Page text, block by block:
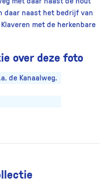
daar naast het bedrijf van
met de herkenbare
over deze foto
de Kanaalweg.